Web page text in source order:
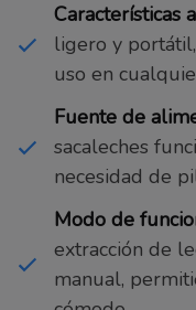
Características
ligero y
uso en
Fuente de
sacaleches
necesidad de
Modo de
extracción de
manual,